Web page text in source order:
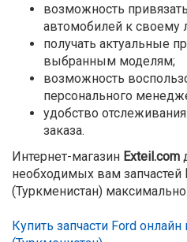
возможность
автомобилей к своему
получать актуальные
выбранным моделям;
возможность
персонального
удобство
заказа.
Интернет-магазин Exteil.com
необходимых вам запчастей
(Туркменистан)
Купить запчасти Ford